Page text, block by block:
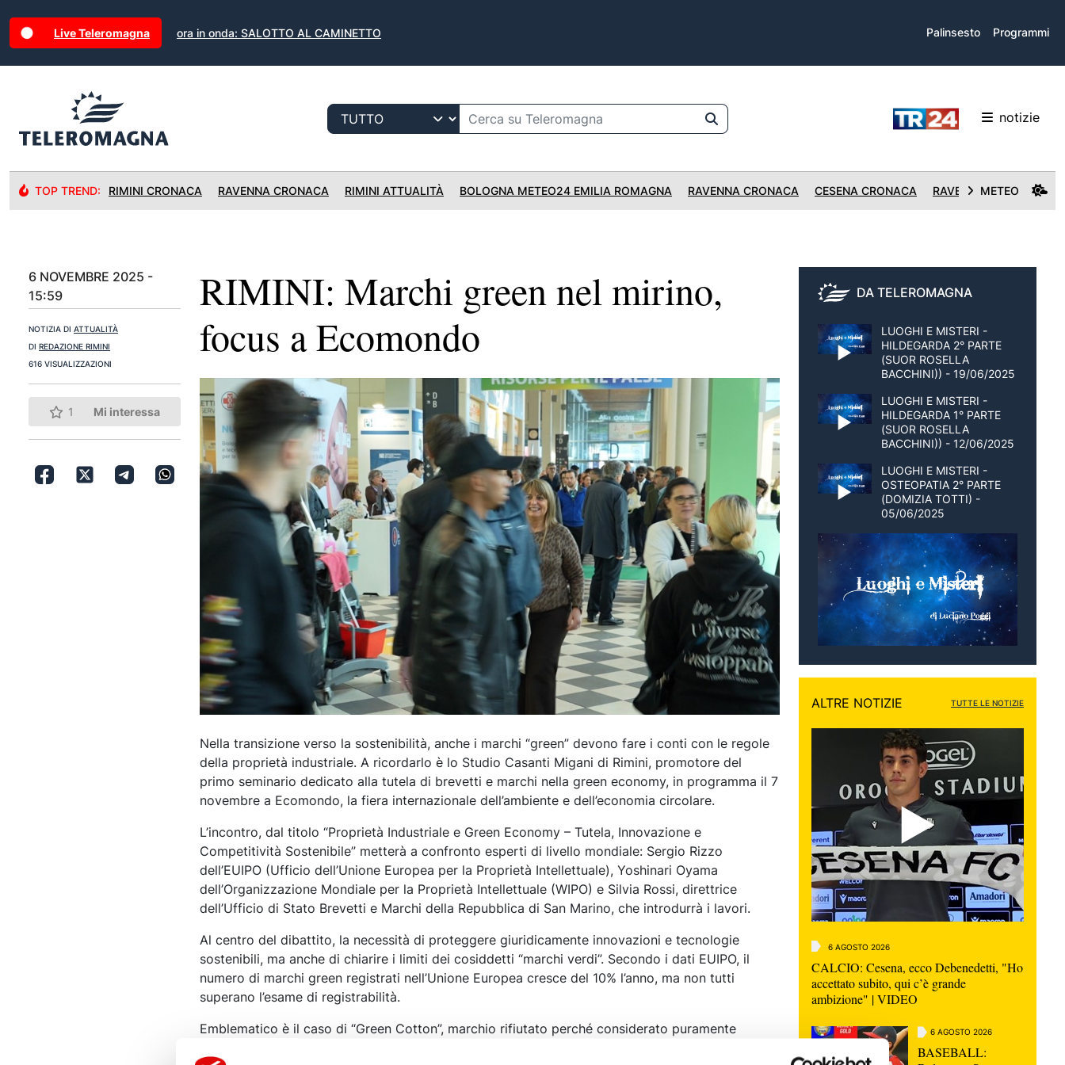
Live Teleromagna ora in onda: SALOTTO AL CAMINETTO Palinsesto Programmi
notizie
TOP TREND: RIMINI CRONACA RAVENNA CRONACA RIMINI ATTUALITÀ BOLOGNA METEO24 EMILIA ROMAGNA RAVENNA CRONACA CESENA CRONACA RAVENNA CRONACA
METEO
6 NOVEMBRE 2025 -
15:59
NOTIZIA DI ATTUALITÀ
DI REDAZIONE RIMINI
616 VISUALIZZAZIONI
1 Mi interessa
RIMINI: Marchi green nel mirino,
focus a Ecomondo
Nella transizione verso la sostenibilità, anche i marchi “green” devono fare i conti con le regole
della proprietà industriale. A ricordarlo è lo Studio Casanti Migani di Rimini, promotore del
primo seminario dedicato alla tutela di brevetti e marchi nella green economy, in programma il 7
novembre a Ecomondo, la fiera internazionale dell’ambiente e dell’economia circolare.
L’incontro, dal titolo “Proprietà Industriale e Green Economy – Tutela, Innovazione e
Competitività Sostenibile” metterà a confronto esperti di livello mondiale: Sergio Rizzo
dell’EUIPO (Ufficio dell’Unione Europea per la Proprietà Intellettuale), Yoshinari Oyama
dell’Organizzazione Mondiale per la Proprietà Intellettuale (WIPO) e Silvia Rossi, direttrice
dell’Ufficio di Stato Brevetti e Marchi della Repubblica di San Marino, che introdurrà i lavori.
Al centro del dibattito, la necessità di proteggere giuridicamente innovazioni e tecnologie
sostenibili, ma anche di chiarire i limiti dei cosiddetti “marchi verdi”. Secondo i dati EUIPO, il
numero di marchi green registrati nell’Unione Europea cresce del 10% l’anno, ma non tutti
superano l’esame di registrabilità.
Emblematico è il caso di “Green Cotton”, marchio rifiutato perché considerato puramente
DA TELEROMAGNA
LUOGHI E MISTERI -
HILDEGARDA 2° PARTE
(SUOR ROSELLA
BACCHINI)) - 19/06/2025
LUOGHI E MISTERI -
HILDEGARDA 1° PARTE
(SUOR ROSELLA
BACCHINI)) - 12/06/2025
LUOGHI E MISTERI -
OSTEOPATIA 2° PARTE
(DOMIZIA TOTTI) -
05/06/2025
ALTRE NOTIZIE TUTTE LE NOTIZIE
6 AGOSTO 2026
CALCIO: Cesena, ecco Debenedetti, "Ho
accettato subito, qui c’è grande
ambizione" | VIDEO
6 AGOSTO 2026
BASEBALL: